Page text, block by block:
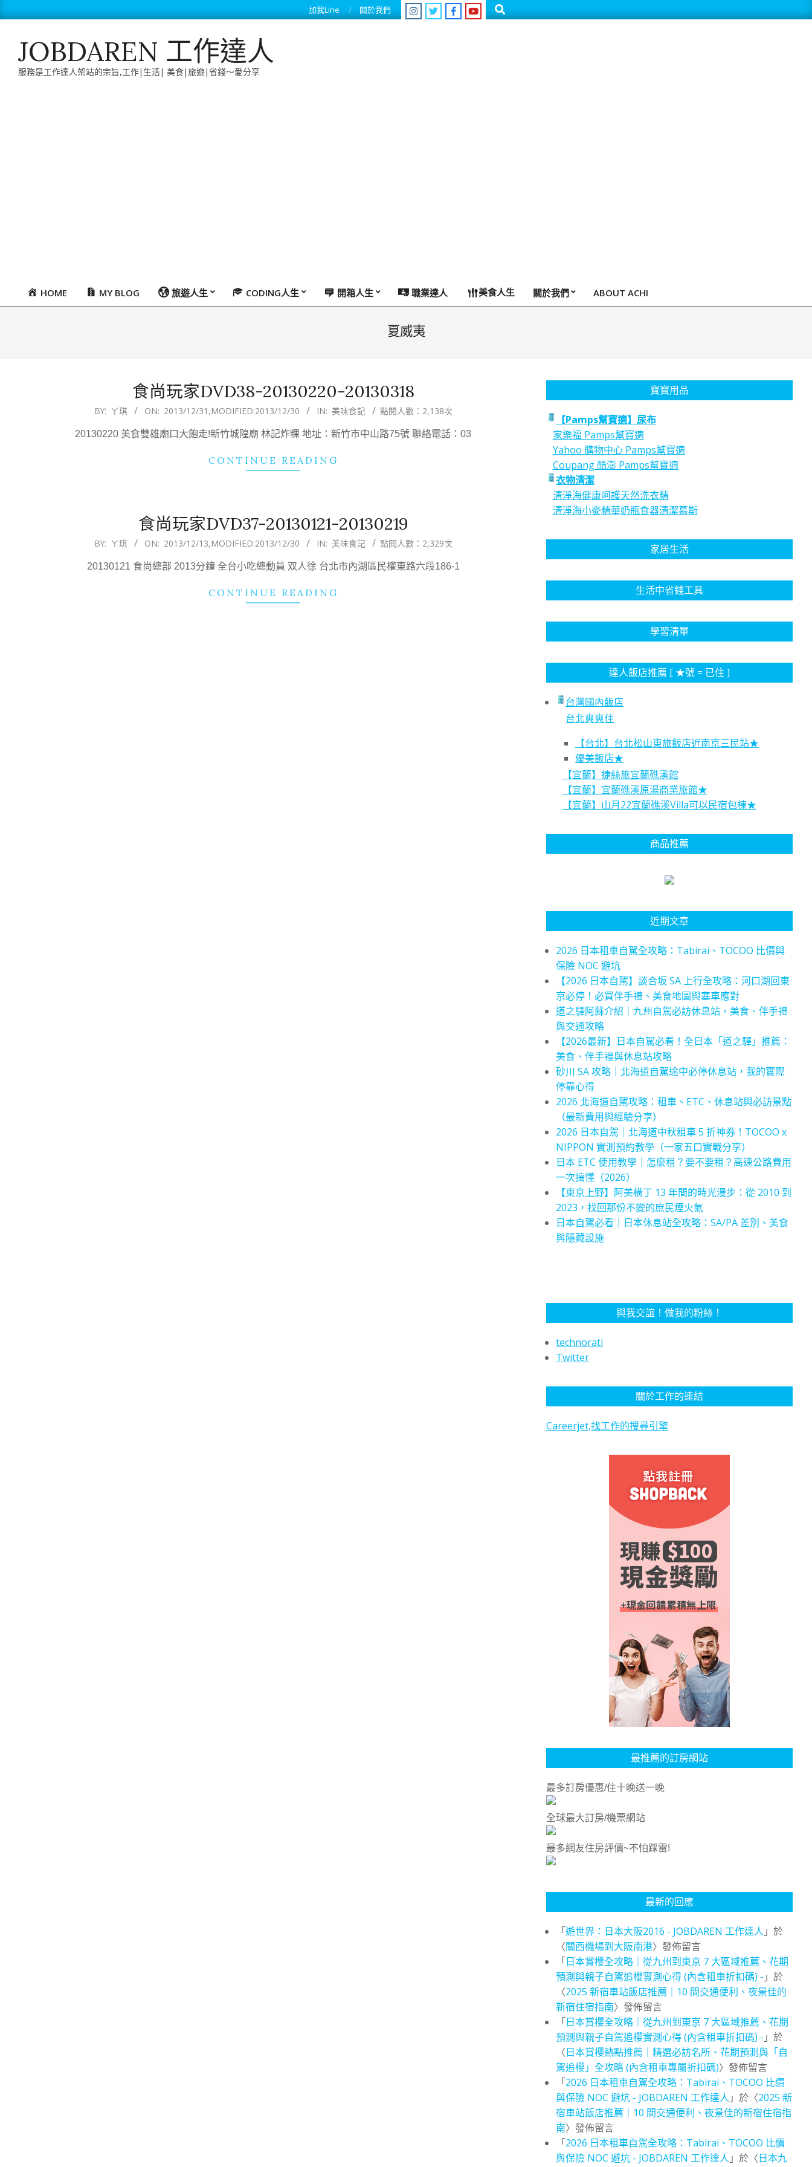
to
加我Line 關於我們 Search
JOBDAREN 工作達人
服務是工作達人架站的宗旨,工作|生活| 美食|旅遊|省錢～愛分享
PrimaryHOME MY BLOG 旅遊人生 CODING人生 開箱人生 職業達人 美食人生 關於我們 ABOUT ACHI
夏威夷
食尚玩家DVD38-20130220-20130318
BY: ㄚ琪 ON: 2013/12/31 ,MODIFIED:2013/12/30 IN: 美味食記 點閱人數：2,138次
20130220 美食雙雄廟口大飽走!新竹城隍廟 林記炸粿 地址：新竹市中山路75號 聯絡電話：03
CONTINUE READING
食尚玩家DVD37-20130121-20130219
BY: ㄚ琪 ON: 2013/12/13,MODIFIED:2013/12/30 IN: 美味食記 點閱人數：2,329次
20130121 食尚總部 2013分鐘 全台小吃總動員 双人徐 台北市內湖區民權東路六段186-1
CONTINUE READING
寶寶用品
【Pamps幫寶適】尿布
家樂福 Pamps幫寶適
Yahoo 購物中心 Pamps幫寶適
Coupang 酷澎 Pamps幫寶適
衣物清潔
清淨海健康呵護天然洗衣精
清淨海小麥精華奶瓶食器清潔慕斯
家居生活
生活中省錢工具
學習清單
達人飯店推薦 [ ★號 = 已住 ]
台灣國內飯店
台北爽爽住
【台北】台北松山東旅飯店近南京三民站★
優美飯店★
【宜蘭】捷絲旅宜蘭礁溪館
【宜蘭】宜蘭礁溪原湯商業旅館★
【宜蘭】山月22宜蘭礁溪Villa可以民宿包棟★
商品推薦
近期文章
2026 日本租車自駕全攻略：Tabirai、TOCOO 比價與
保險 NOC 避坑
【2026 日本自駕】談合坂 SA 上行全攻略：河口湖回東
京必停！必買伴手禮、美食地圖與塞車應對
道之驛阿蘇介紹｜九州自駕必訪休息站，美食、伴手禮
與交通攻略
【2026最新】日本自駕必看！全日本「道之驛」推薦：
美食、伴手禮與休息站攻略
砂川 SA 攻略｜北海道自駕途中必停休息站，我的實際
停靠心得
2026 北海道自駕攻略：租車、ETC、休息站與必訪景點
（最新費用與經驗分享）
2026 日本自駕｜北海道中秋租車 5 折神券！TOCOO x
NIPPON 實測預約教學（一家五口實戰分享）
日本 ETC 使用教學｜怎麼租？要不要租？高速公路費用
一次搞懂（2026）
【東京上野】阿美橫丁 13 年間的時光漫步：從 2010 到
2023，找回那份不變的庶民煙火氣
日本自駕必看｜日本休息站全攻略：SA/PA 差別、美食
與隱藏設施
與我交誼！做我的粉絲！
technorati
Twitter
關於工作的連結
Careerjet,找工作的搜尋引擎
最推薦的訂房網站
最多訂房優惠/住十晚送一晚
全球最大訂房/機票網站
最多網友住房評價~不怕踩雷!
最新的回應
「遊世界：日本大阪2016 - JOBDAREN 工作達人 」於
〈關西機場到大阪南港〉發佈留言
「日本賞櫻全攻略｜從九州到東京 7 大區域推薦、花期
預測與親子自駕追櫻實測心得 (內含租車折扣碼) - 」於
〈2025 新宿車站飯店推薦｜10 間交通便利、夜景佳的
新宿住宿指南〉發佈留言
「日本賞櫻全攻略｜從九州到東京 7 大區域推薦、花期
預測與親子自駕追櫻實測心得 (內含租車折扣碼) - 」於
〈日本賞櫻熱點推薦｜精選必訪名所、花期預測與「自
駕追櫻」全攻略 (內含租車專屬折扣碼)〉發佈留言
「2026 日本租車自駕全攻略：Tabirai、TOCOO 比價
與保險 NOC 避坑 - JOBDAREN 工作達人 」於〈2025 新
宿車站飯店推薦｜10 間交通便利、夜景佳的新宿住宿指
南〉發佈留言
「2026 日本租車自駕全攻略：Tabirai、TOCOO 比價
與保險 NOC 避坑 - JOBDAREN 工作達人 」於〈日本九